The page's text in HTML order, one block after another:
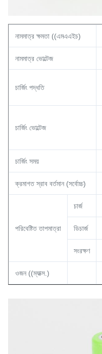
নামমাত্র ক্ষমতা ((এমএএইচ)
নামমাত্র ভোল্টেজ
চার্জিং পদ্ধতি
চার্জিং ভোল্টেজ
চার্জিং সময়
ক্রমাগত স্রাব বর্তমান (সর্বোচ্চ)
পরিবেষ্টিত তাপমাত্রা
চার্জ
ডিচার্জ
সংরক্ষণ
ওজন ((ম্যাক্স.)